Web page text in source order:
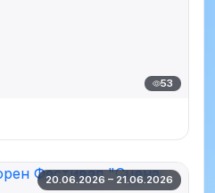
53
20.06.2026 – 21.06.2026